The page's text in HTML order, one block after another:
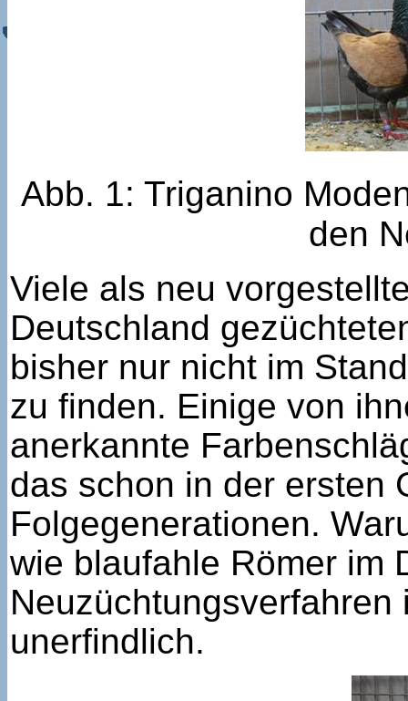
Abb. 1: Triganino
den
Viele als neu
Deutschland
bisher nur nicht im
zu finden. Einige von
anerkannte
das schon in der ersten
Folgegenerationen.
wie blaufahle Römer im
unerfindlich.